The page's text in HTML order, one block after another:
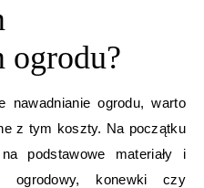
ogrodu?
nawadnianie ogrodu, warto
z tym koszty. Na początku
podstawowe materiały i
konewki czy